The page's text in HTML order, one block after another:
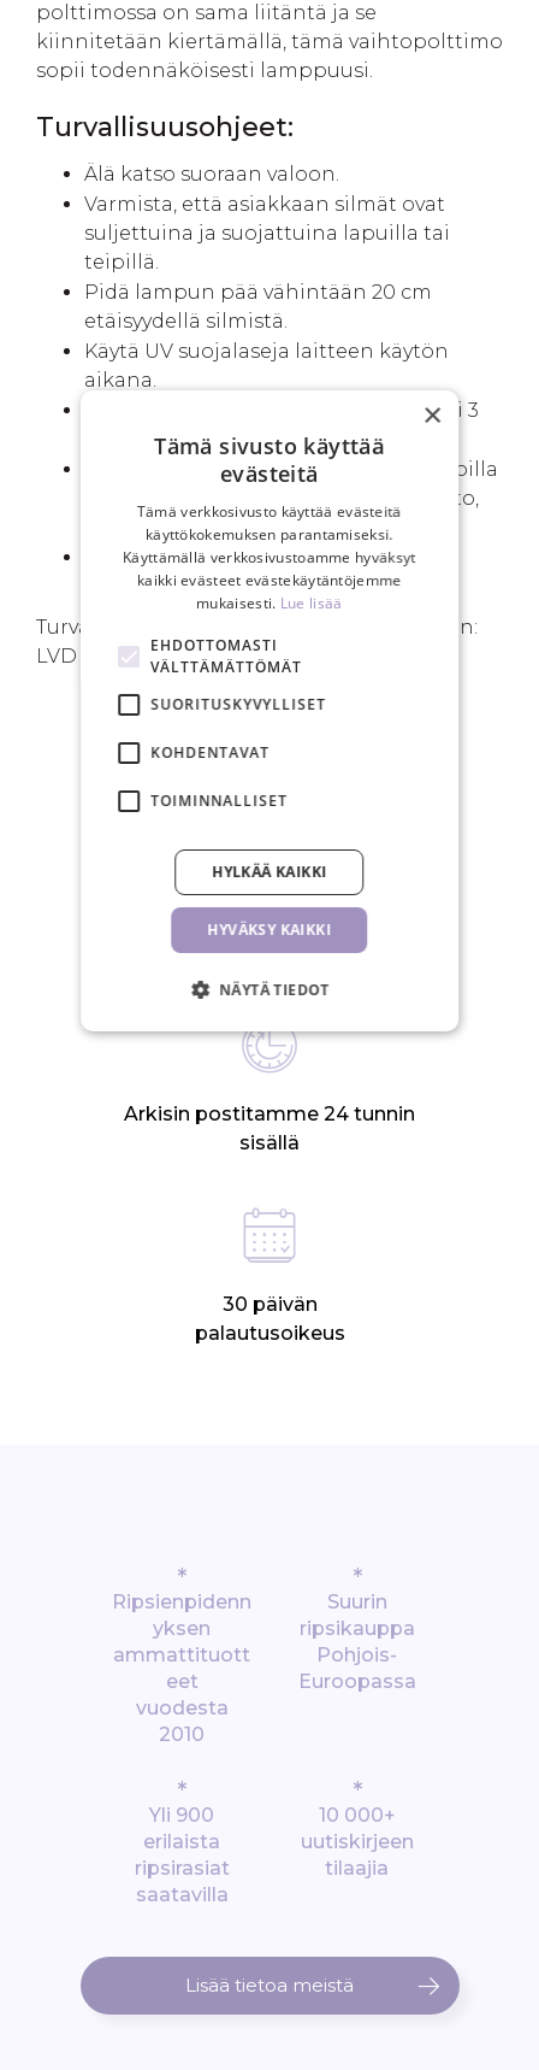
polttimossa on sama liitäntä ja se
kiinnitetään kiertämällä, tämä vaihtopolttimo
sopii todennäköisesti lamppuusi.
Turvallisuusohjeet:
Älä katso suoraan valoon.
Varmista, että asiakkaan silmät ovat
suljettuina ja suojattuina lapuilla tai
teipillä.
Pidä lampun pää vähintään 20 cm
etäisyydellä silmistä.
Käytä UV suojalaseja laitteen käytön
aikana.
Älä paina ja pidä kytkintä pohjassa yli 3
sekuntia.
Ei tarkoitettu lapsille tai henkilöille, joilla
on alentunut fyysinen tai aistitoiminto,
ilman valvontaa.
LueUV LED turvaohjeemmeennen
ensimmäistä käyttöä.
Turvallisuus- ja laatustandardien mukainen:
LVD | CE | RoHS | IEC 62471
SINUN EDUT
Ilmainen toimitus yli 150€
tilauksiin
Arkisin postitamme 24 tunnin
sisällä
30 päivän
palautusoikeus
*
Ripsienpidenn
yksen
ammattituott
eet
vuodesta
2010
*
Suurin
ripsikauppa
Pohjois-
Euroopassa
*
Yli 900
erilaista
ripsirasiat
saatavilla
*
10 000+
uutiskirjeen
tilaajia
Lisää tietoa meistä
×
Tämä sivusto käyttää
evästeitä
Tämä verkkosivusto käyttää evästeitä
käyttökokemuksen parantamiseksi.
Käyttämällä verkkosivustoamme hyväksyt
kaikki evästeet evästekäytäntöjemme
mukaisesti. Lue lisää
EHDOTTOMASTI
VÄLTTÄMÄTTÖMÄT
SUORITUSKYVYLLISET
KOHDENTAVAT
TOIMINNALLISET
HYVÄKSY KAIKKI
HYLKÄÄ KAIKKI
NÄYTÄ TIEDOT